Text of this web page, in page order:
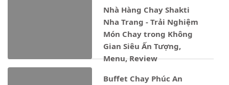
Nhà Hàng Chay Shakti
Nha Trang - Trải Nghiệm
Món Chay trong Không
Gian Siêu Ấn Tượng,
Menu, Review
Buffet Chay Phúc An